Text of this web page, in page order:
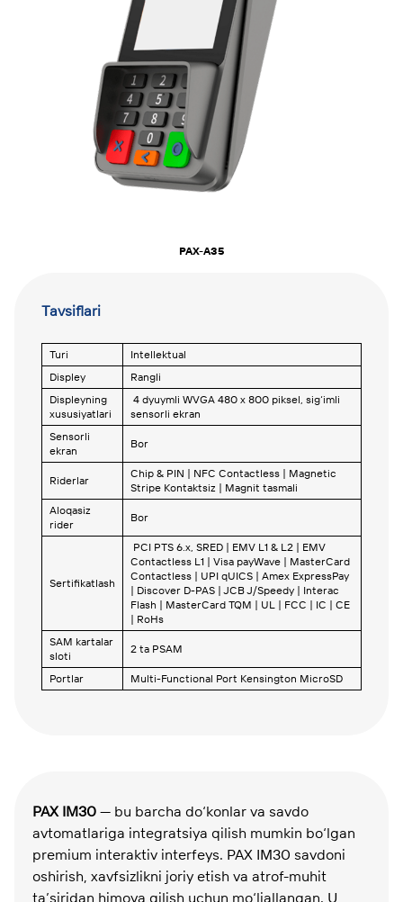
PAX-A35
Tavsiflari
Turi
Intellektual
Displey
Rangli
Displeyning
xususiyatlari
4 dyuymli WVGA 480 x 800 piksel, sig‘imli
sensorli ekran
Sensorli
ekran
Bor
Riderlar
Chip & PIN | NFC Contactless | Magnetic
Stripe Kontaktsiz | Magnit tasmali
Aloqasiz
rider
Bor
Sertifikatlash
PCI PTS 6.x, SRED | EMV L1 & L2 | EMV
Contactless L1 | Visa payWave | MasterCard
Contactless | UPI qUICS | Amex ExpressPay
| Discover D-PAS | JCB J/Speedy | Interac
Flash | MasterCard TQM | UL | FCC | IC | CE
| RoHs
SAM kartalar
sloti
2 ta PSAM
Portlar Multi-Functional Port Kensington MicroSD
PAX IM30 — bu barcha do‘konlar va savdo
avtomatlariga integratsiya qilish mumkin bo‘lgan
premium interaktiv interfeys. PAX IM30 savdoni
oshirish, xavfsizlikni joriy etish va atrof-muhit
ta’siridan himoya qilish uchun mo‘ljallangan. U